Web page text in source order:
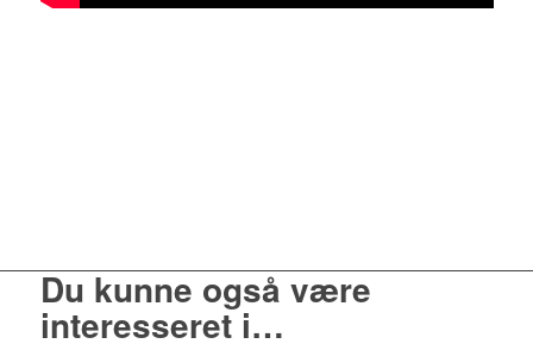
Du kunne også være
interesseret i…